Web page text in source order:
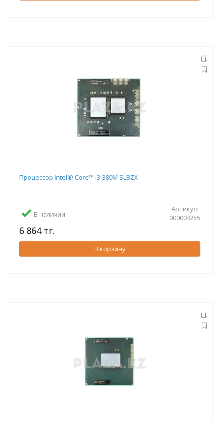
Процессор Intel® Core™ i3-380M SLBZX
В наличии
Артикул:
000003255
6 864 тг.
В корзину